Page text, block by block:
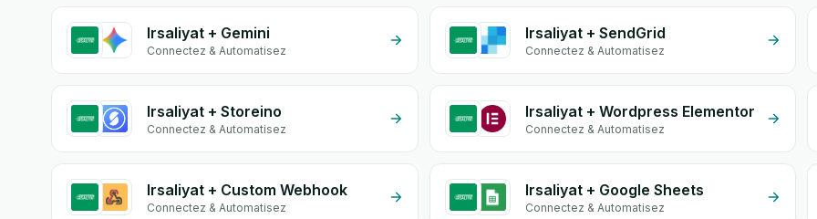
Irsaliyat + Gemini
Connectez & Automatisez
Irsaliyat + SendGrid
Connectez & Automatisez
Irsaliyat + Storeino
Connectez & Automatisez
Irsaliyat + Wordpress Elementor
Connectez & Automatisez
Irsaliyat + Custom Webhook
Connectez & Automatisez
Irsaliyat + Google Sheets
Connectez & Automatisez